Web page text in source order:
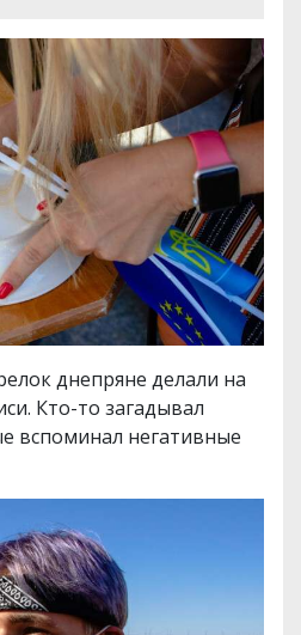
днепряне делали на
Кто-то загадывал
вспоминал негативные